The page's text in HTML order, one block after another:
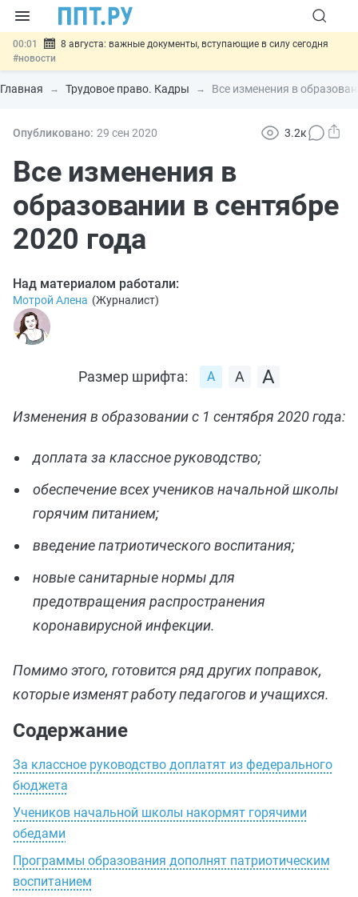
00:01
8 августа: важные документы, вступающие в силу сегодня
#новости
07.08 Подписан закон о блокировке продажи опасных товаров через
«Честный знак»#новости
07.08 Госпошлину за устранение ошибок в документах предлагают
07.08
отношений
#новости
Главная Трудовое право. Кадры Все изменения в
Опубликовано: 29 сен 2020 3.2к
Все изменения в
образовании в сентябре
2020 года
Над материалом работали:
Мотрой Алена (Журналист)
Размер шрифта:
Изменения в образовании с 1 сентября 2020 года:
доплата за классное руководство;
обеспечение всех учеников начальной школы
горячим питанием;
введение патриотического воспитания;
новые санитарные нормы для
предотвращения распространения
коронавирусной инфекции.
Помимо этого, готовится ряд других поправок,
которые изменят работу педагогов и учащихся.
Содержание
За классное руководство доплатят из федерального
бюджета
Учеников начальной школы накормят горячими
обедами
Программы образования дополнят патриотическим
воспитанием